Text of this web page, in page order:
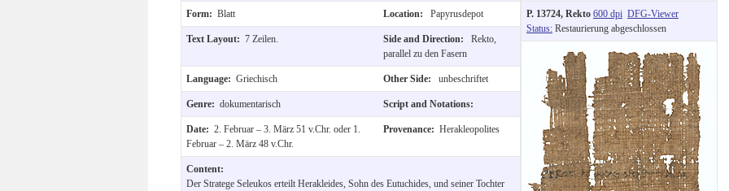
Form: Blatt Location: Papyrusdepot
Text Layout: 7 Zeilen. Side and Direction:
Rekto,
parallel zu den Fasern
Language: Griechisch Other Side: unbeschriftet
Genre: dokumentarisch Script and Notations:
Date: 2. Februar – 3. März 51 v.Chr. oder 1.
Februar – 2. März 48 v.Chr.
Provenance: Herakleopolites
Content:
Der Stratege Seleukos erteilt Herakleides, Sohn des Eutuchides, und seiner Tochter
P. 13724, Rekto 600 dpi DFG-Viewer
Status: Restaurierung abgeschlossen